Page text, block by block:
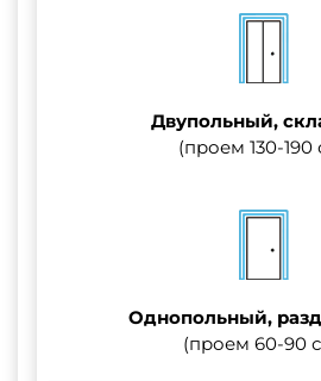
Двупольный,
(проем 130-190
Однопольный,
(проем 60-90